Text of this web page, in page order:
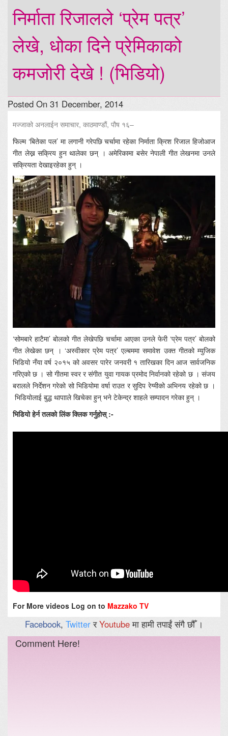
निर्माता रिजालले ‘प्रेम पत्र’
लेखे, धोका दिने प्रेमिकाको
कमजोरी देखे ! (भिडियो)
Posted On 31 December, 2014
मज्जाको अनलाईन समाचार, काठमाण्डौं, पौष १६–
फिल्म ‘बितेका पल’ मा लगानी गरेपछि चर्चामा रहेका निर्माता क्रिश रिजाल हिजोआज
गीत लेख्न सक्रिय हुन थालेका छन् । अमेरिकामा बसेर नेपाली गीत लेखनमा उनले
सक्रियता देखाइरहेका हुन् ।
‘सोमबारे हाटैमा’ बोलको गीत लेखेपछि चर्चामा आएका उनले फेरी ‘प्रेम पत्र’ बोलको
गीत लेखेका छन् । ‘अस्वीकार प्रेम पत्र’ एल्बममा समावेश उक्त गीतको म्युजिक
भिडियो नँया वर्ष २०१५ को अवसर पारेर जनवरी १ तारिखका दिन आज सार्वजनिक
गरिएको छ । सो गीतमा स्वर र संगीत युवा गायक प्रमोद निर्वानको रहेको छ । संजय
बरालले निर्देशन गरेको सो भिडियोमा वर्षा राउत र सुदिप रेग्मीको अभिनय रहेको छ ।
भिडियोलाई बुद्ध थापााले खिचेका हुन् भने टेकेन्द्र शाहले सम्पादन गरेका हुन् ।
भिडियो हेर्न तलको लिंक क्लिक गर्नुहोस् :-
For More videos Log on to Mazzako TV
Facebook, TwitterरYoutubeमा हामी तपाईं संगै छौँ ।
Comment Here!